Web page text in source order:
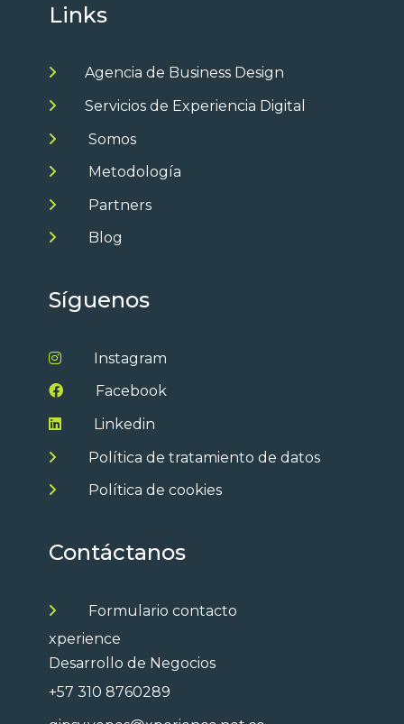
Links
Agencia de Business Design
Servicios de Experiencia Digital
Somos
Metodología
Partners
Blog
Síguenos
Instagram
Facebook
Linkedin
Política de tratamiento de datos
Política de cookies
Contáctanos
Formulario contacto
xperience
Desarrollo de Negocios
+57 310 8760289